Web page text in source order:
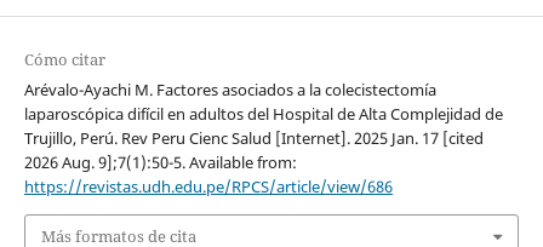
Cómo citar
Arévalo-Ayachi M. Factores asociados a la colecistectomía
laparoscópica difícil en adultos del Hospital de Alta Complejidad de
Trujillo, Perú. Rev Peru Cienc Salud [Internet]. 2025 Jan. 17 [cited
2026 Aug. 9];7(1):50-5. Available from:
https://revistas.udh.edu.pe/RPCS/article/view/686
Más formatos de cita